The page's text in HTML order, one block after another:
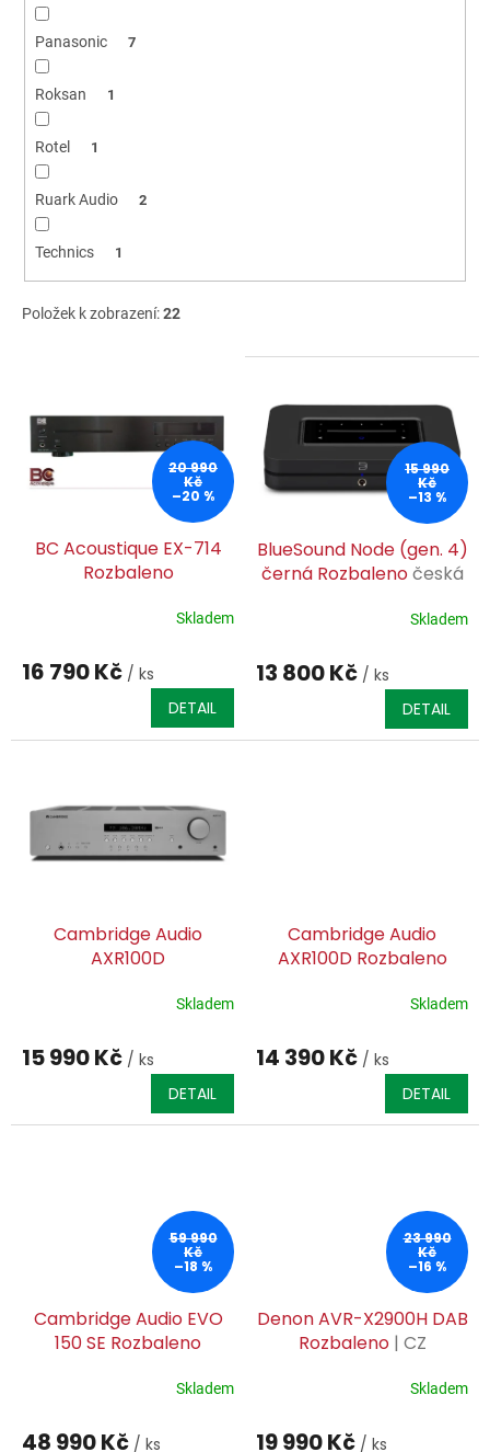
Panasonic 7
Roksan 1
Rotel 1
Ruark Audio 2
Technics 1
Položek k zobrazení:22
20 990
Kč
–20 %
BC Acoustique EX-714
Rozbaleno
Skladem
16 790 Kč / ks
DETAIL
15 990
Kč
–13 %
BlueSound Node (gen. 4)
černá Rozbalenočeská
BlueSound, možnost
Skladem
13 800 Kč / ks
DETAIL
Cambridge Audio
AXR100D
Skladem
15 990 Kč / ks
DETAIL
Cambridge Audio
AXR100D Rozbaleno
Skladem
14 390 Kč / ks
DETAIL
59 990
Kč
–18 %
Cambridge Audio EVO
150 SE Rozbaleno
Skladem
48 990 Kč / ks
23 990
Kč
–16 %
Denon AVR-X2900H DAB
Rozbaleno | CZ
Skladem
19 990 Kč / ks